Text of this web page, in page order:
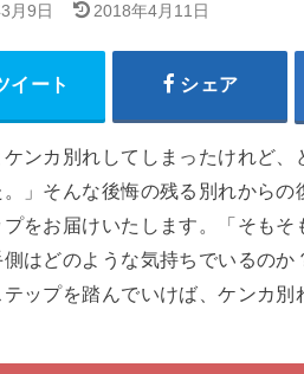
月9日 2018年4月11日
イート シェア
ケンカ別れしてしまったけれど
。」そんな後悔の残る別れから
プをお届けいたします。「そも
はどのような気持ちでいるの
ップを踏んでいけば、ケンカ別